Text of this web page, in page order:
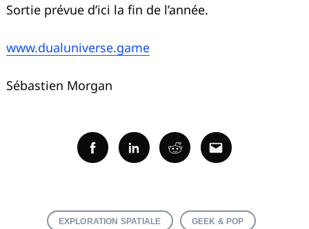
Sortie prévue d’ici la fin de l’année.
www.dualuniverse.game
Sébastien Morgan
FacebookLinkedinRedditEmail
EXPLORATION SPATIALE GEEK & POP